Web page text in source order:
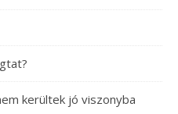
kerültek jó viszonyba